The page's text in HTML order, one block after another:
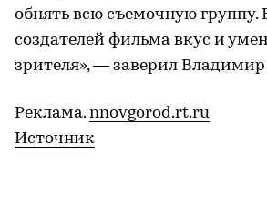
обнять всю съемочную группу.
создателей фильма вкус и
зрителя», — заверил
Реклама.nnovgorod.rt.ru
Источник